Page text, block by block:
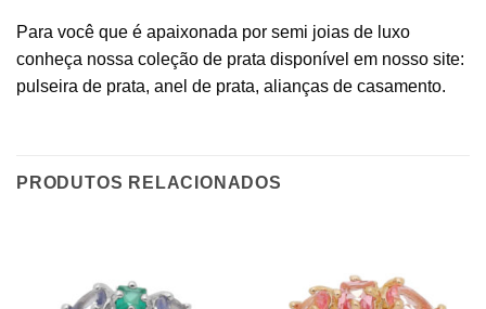
Para você que é apaixonada por semi joias de luxo
conheça nossa coleção de prata disponível em nosso site:
pulseira de prata, anel de prata, alianças de casamento.
PRODUTOS RELACIONADOS